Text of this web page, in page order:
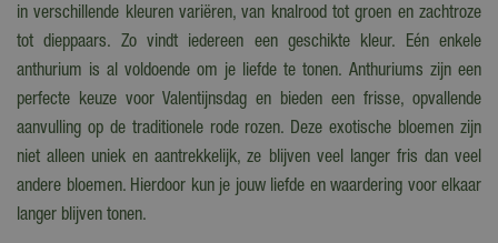
in verschillende kleuren variëren, van knalrood tot groen en zachtroze
tot dieppaars. Zo vindt iedereen een geschikte kleur. Eén enkele
anthurium is al voldoende om je liefde te tonen. Anthuriums zijn een
perfecte keuze voor Valentijnsdag en bieden een frisse, opvallende
aanvulling op de traditionele rode rozen. Deze exotische bloemen zijn
niet alleen uniek en aantrekkelijk, ze blijven veel langer fris dan veel
andere bloemen. Hierdoor kun je jouw liefde en waardering voor elkaar
langer blijven tonen.